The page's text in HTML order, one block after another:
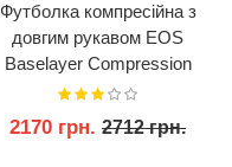
Футболка компресійна з
довгим рукавом EOS
Baselayer Compression
Top S25
2170 грн. 2712 грн.